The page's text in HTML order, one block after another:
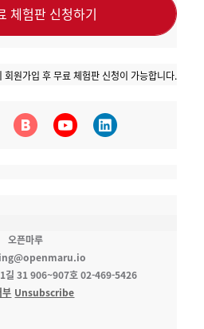
체험판 신청하기
원가입 후 무료 체험판 신청이 가능합니다.
오픈마루
1길 31 906~907호 02-469-5426
부 Unsubscribe